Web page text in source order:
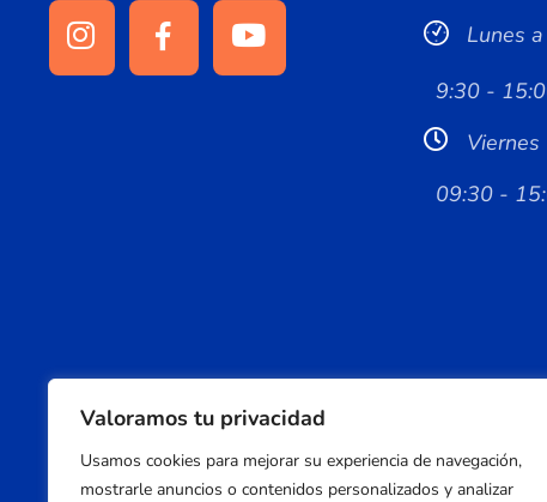
Valoramos tu privacidad
Usamos cookies para mejorar su experiencia de navegación,
mostrarle anuncios o contenidos personalizados y analizar
Lunes
9:30 -
Viernes
09:30 -